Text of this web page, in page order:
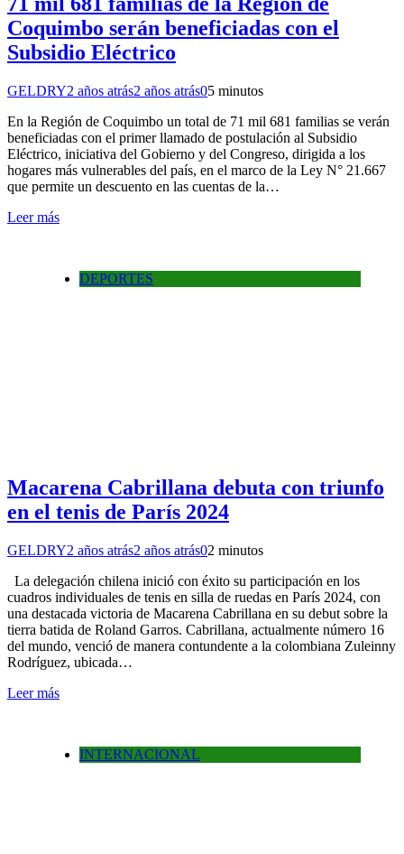
Coquimbo serán beneficiadas con el
Subsidio Eléctrico
GELDRY2 años atrás2 años atrás05 minutos
En la Región de Coquimbo un total de 71 mil 681 familias se verán
beneficiadas con el primer llamado de postulación al Subsidio
Eléctrico, iniciativa del Gobierno y del Congreso, dirigida a los
hogares más vulnerables del país, en el marco de la Ley N° 21.667
que permite un descuento en las cuentas de la…
Leer más
DEPORTES
Macarena Cabrillana debuta con triunfo
en el tenis de París 2024
GELDRY2 años atrás2 años atrás02 minutos
La delegación chilena inició con éxito su participación en los
cuadros individuales de tenis en silla de ruedas en París 2024, con
una destacada victoria de Macarena Cabrillana en su debut sobre la
tierra batida de Roland Garros. Cabrillana, actualmente número 16
del mundo, venció de manera contundente a la colombiana Zuleinny
Rodríguez, ubicada…
Leer más
INTERNACIONAL